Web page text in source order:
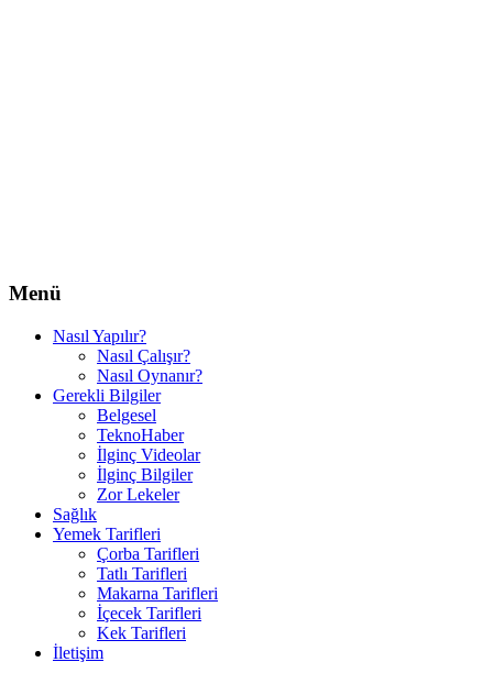
Menü
Nasıl Yapılır?
Nasıl Çalışır?
Nasıl Oynanır?
Gerekli Bilgiler
Belgesel
TeknoHaber
İlginç Videolar
İlginç Bilgiler
Zor Lekeler
Sağlık
Yemek Tarifleri
Çorba Tarifleri
Tatlı Tarifleri
Makarna Tarifleri
İçecek Tarifleri
Kek Tarifleri
İletişim